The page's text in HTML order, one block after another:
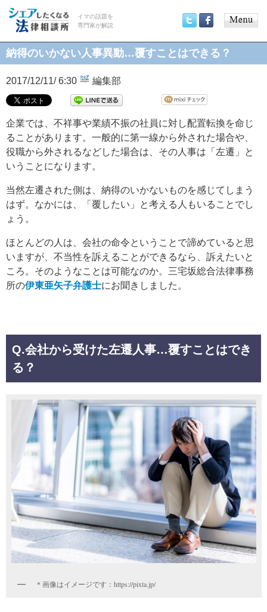
イマの話題を
専門家が解説
menu
納得のいかない人事異動…覆すことはできる？
2017/12/11/ 6:30 編集部
企業では、不祥事や業績不振の社員に対し配置転換を命じ
ることがあります。一般的に第一線から外された場合や、
役職から外されるなどした場合は、その人事は「左遷」と
いうことになります。
当然左遷された側は、納得のいかないものを感じてしまう
はず。なかには、「覆したい」と考える人もいることでし
ょう。
ほとんどの人は、会社の命令ということで諦めていると思
いますが、不当性を訴えることができるなら、訴えたいと
ころ。そのようなことは可能なのか。三宅坂総合法律事務
所の伊東亜矢子弁護士にお聞きしました。
Q.会社から受けた左遷人事…覆すことはでき
る？
＊画像はイメージです：https://pixta.jp/